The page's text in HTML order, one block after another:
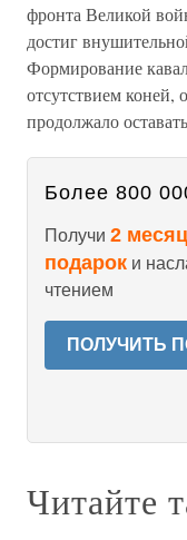
фронта Великой
достиг
Формирование
отсутствием коней,
продолжало
Более 800
Получи 2
подарок и
чтением
ПОЛУЧИТЬ
Читайте